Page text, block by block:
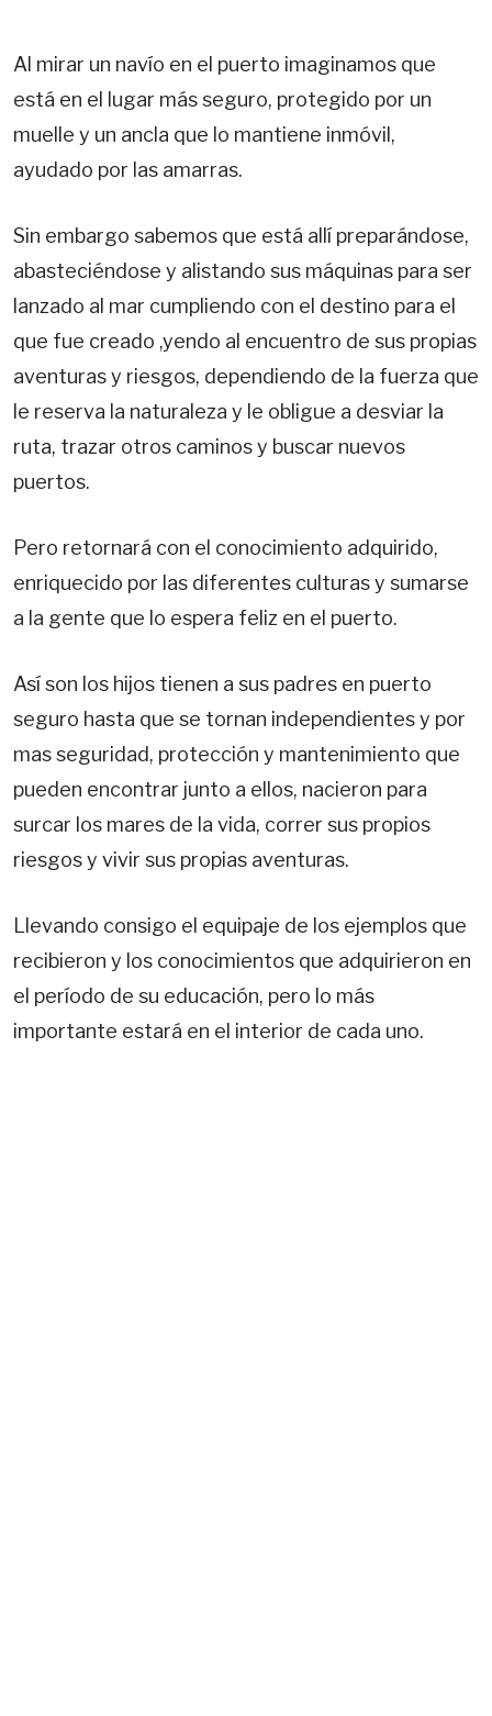
Al mirar un navío en el puerto imaginamos que
está en el lugar más seguro, protegido por un
muelle y un ancla que lo mantiene inmóvil,
ayudado por las amarras.
Sin embargo sabemos que está allí preparándose,
abasteciéndose y alistando sus máquinas para ser
lanzado al mar cumpliendo con el destino para el
que fue creado ,yendo al encuentro de sus propias
aventuras y riesgos, dependiendo de la fuerza que
le reserva la naturaleza y le obligue a desviar la
ruta, trazar otros caminos y buscar nuevos
puertos.
Pero retornará con el conocimiento adquirido,
enriquecido por las diferentes culturas y sumarse
a la gente que lo espera feliz en el puerto.
Así son los hijos tienen a sus padres en puerto
seguro hasta que se tornan independientes y por
mas seguridad, protección y mantenimiento que
pueden encontrar junto a ellos, nacieron para
surcar los mares de la vida, correr sus propios
riesgos y vivir sus propias aventuras.
Llevando consigo el equipaje de los ejemplos que
recibieron y los conocimientos que adquirieron en
el período de su educación, pero lo más
importante estará en el interior de cada uno.